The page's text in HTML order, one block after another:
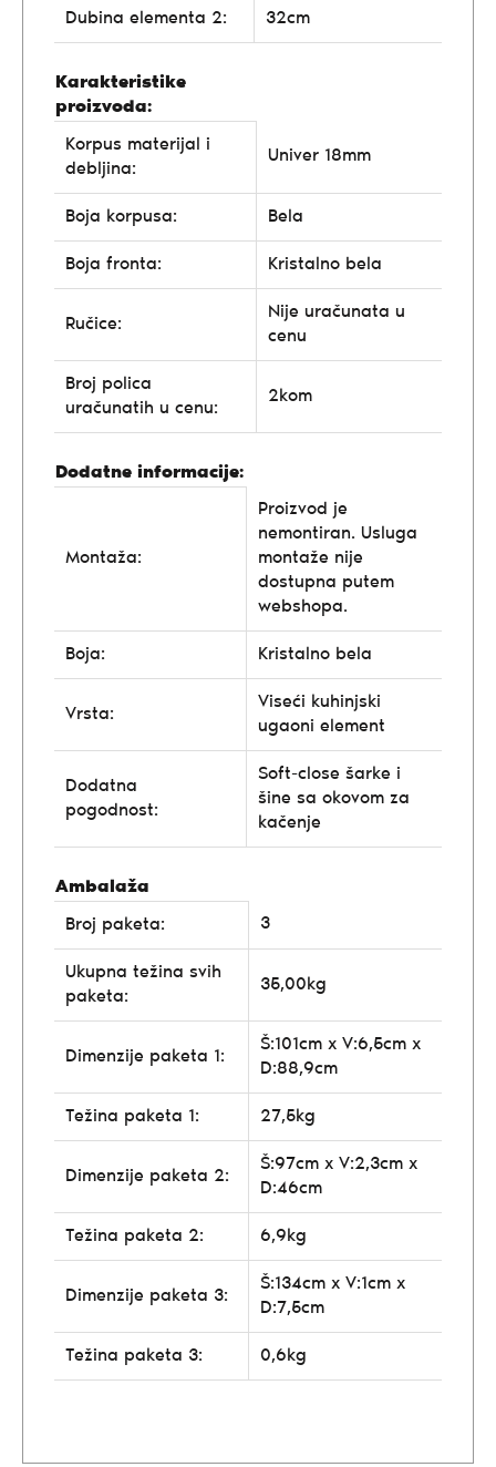
Dubina elementa 2: 32cm
Karakteristike
proizvoda:
Korpus materijal i
debljina:
Univer 18mm
Boja korpusa: Bela
Boja fronta: Kristalno bela
Ručice:
Nije uračunata u
cenu
Broj polica
uračunatih u cenu:
2kom
Dodatne informacije:
Montaža:
Proizvod je
nemontiran. Usluga
montaže nije
dostupna putem
webshopa.
Boja: Kristalno bela
Vrsta:
Viseći kuhinjski
ugaoni element
Dodatna
pogodnost:
Soft-close šarke i
šine sa okovom za
kačenje
Ambalaža
Broj paketa:
3
Ukupna težina svih
paketa:
35,00kg
Dimenzije paketa 1:
Š:101cm x V:6,5cm x
D:88,9cm
Težina paketa 1: 27,5kg
Dimenzije paketa 2:
Š:97cm x V:2,3cm x
D:46cm
Težina paketa 2: 6,9kg
Dimenzije paketa 3:
Š:134cm x V:1cm x
D:7,5cm
Težina paketa 3: 0,6kg